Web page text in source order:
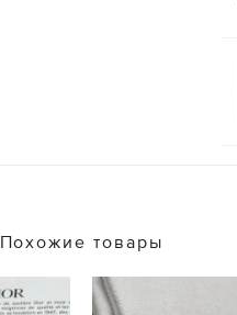
Похожие товары